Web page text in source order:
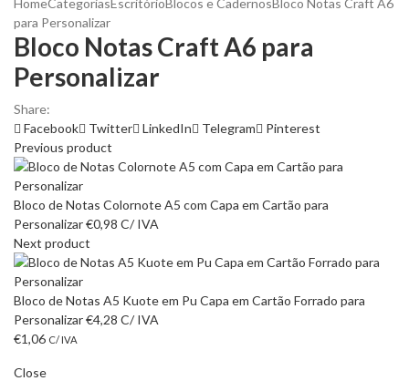
HomeCategoriasEscritórioBlocos e CadernosBloco Notas Craft A6
para Personalizar
Bloco Notas Craft A6 para
Personalizar
Share:
Facebook
Twitter LinkedIn Telegram
Pinterest
Previous product
Bloco de Notas Colornote A5 com Capa em Cartão para
Personalizar€0,98 C/ IVA
Next product
Bloco de Notas A5 Kuote em Pu Capa em Cartão Forrado para
Personalizar€4,28 C/ IVA
€1,06 C/ IVA
Close